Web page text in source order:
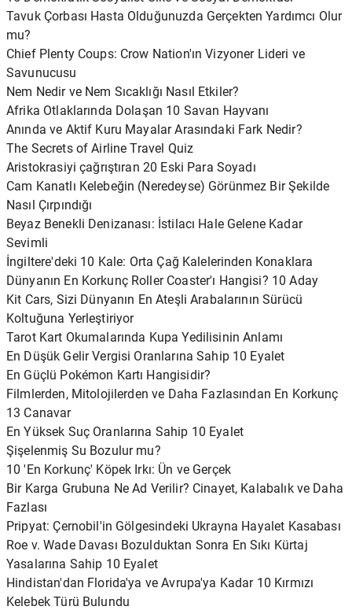
Tavuk Çorbası Hasta Olduğunuzda Gerçekten Yardımcı Olur
mu?
Chief Plenty Coups: Crow Nation'ın Vizyoner Lideri ve
Savunucusu
Nem Nedir ve Nem Sıcaklığı Nasıl Etkiler?
Afrika Otlaklarında Dolaşan 10 Savan Hayvanı
Anında ve Aktif Kuru Mayalar Arasındaki Fark Nedir?
The Secrets of Airline Travel Quiz
Aristokrasiyi çağrıştıran 20 Eski Para Soyadı
Cam Kanatlı Kelebeğin (Neredeyse) Görünmez Bir Şekilde
Nasıl Çırpındığı
Beyaz Benekli Denizanası: İstilacı Hale Gelene Kadar
Sevimli
İngiltere'deki 10 Kale: Orta Çağ Kalelerinden Konaklara
Dünyanın En Korkunç Roller Coaster'ı Hangisi? 10 Aday
Kit Cars, Sizi Dünyanın En Ateşli Arabalarının Sürücü
Koltuğuna Yerleştiriyor
Tarot Kart Okumalarında Kupa Yedilisinin Anlamı
En Düşük Gelir Vergisi Oranlarına Sahip 10 Eyalet
En Güçlü Pokémon Kartı Hangisidir?
Filmlerden, Mitolojilerden ve Daha Fazlasından En Korkunç
13 Canavar
En Yüksek Suç Oranlarına Sahip 10 Eyalet
Şişelenmiş Su Bozulur mu?
10 'En Korkunç' Köpek Irkı: Ün ve Gerçek
Bir Karga Grubuna Ne Ad Verilir? Cinayet, Kalabalık ve Daha
Fazlası
Pripyat: Çernobil'in Gölgesindeki Ukrayna Hayalet Kasabası
Roe v. Wade Davası Bozulduktan Sonra En Sıkı Kürtaj
Yasalarına Sahip 10 Eyalet
Hindistan'dan Florida'ya ve Avrupa'ya Kadar 10 Kırmızı
Kelebek Türü Bulundu